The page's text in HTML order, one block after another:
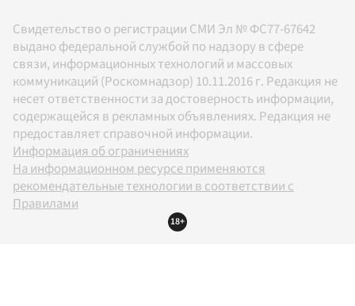
Свидетельство о регистрации СМИ Эл № ФС77-67642
выдано федеральной службой по надзору в сфере
связи, информационных технологий и массовых
коммуникаций (Роскомнадзор) 10.11.2016 г. Редакция не
несет ответственности за достоверность информации,
содержащейся в рекламных объявлениях. Редакция не
предоставляет справочной информации.
Информация об ограничениях
На информационном ресурсе применяются
рекомендательные технологии в соответствии с
Правилами
18+